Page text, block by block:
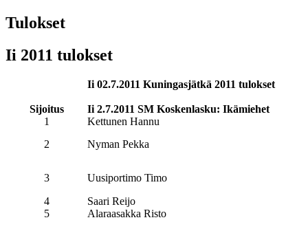
Tulokset
Ii 2011 tulokset
Ii 02.7.2011 Kuningasjätkä 2011 tulokset
Sijoitus
Ii 2.7.2011 SM Koskenlasku: Ikämiehet
1
Kettunen Hannu
2
Nyman Pekka
3
Uusiportimo Timo
4
Saari Reijo
5
Alaraasakka Risto